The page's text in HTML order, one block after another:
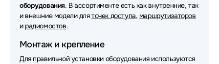
Аксессуары для сетевого оборудования JPC
Аксессуары для сетевого оборудования Digma
Аксессуары для сетевого оборудования
Greenconnect
оборудования. В ассортименте есть как внутренние, так
и внешние модели дляточек доступа, маршрутизаторов
и радиомостов.
Монтаж и крепление
Для правильной установки оборудования используются